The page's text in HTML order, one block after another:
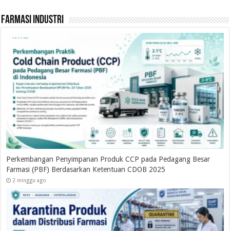
Farmasi Industri
Perkembangan Penyimpanan Produk CCP pada Pedagang Besar
Farmasi (PBF) Berdasarkan Ketentuan CDOB 2025
2 minggu ago